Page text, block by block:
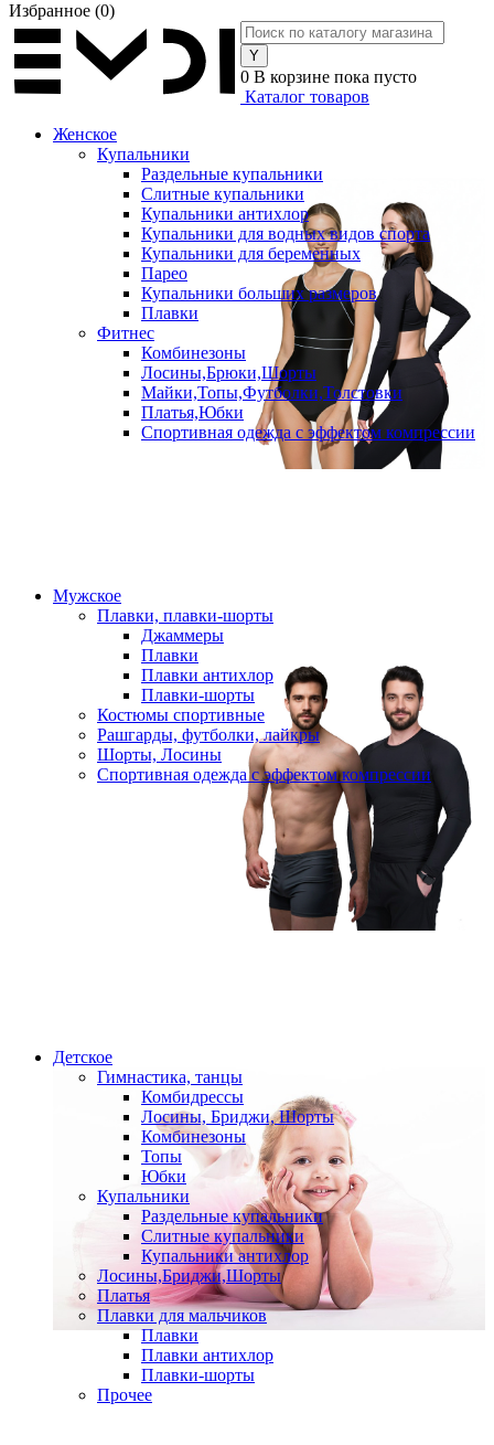
Избранное (0)
0 В корзине пока пусто
Каталог товаров
Женское
Купальники
Раздельные купальники
Слитные купальники
Купальники антихлор
Купальники для водных видов спорта
Купальники для беременных
Парео
Купальники больших размеров
Плавки
Фитнес
Комбинезоны
Лосины,Брюки,Шорты
Майки,Топы,Футболки,Толстовки
Платья,Юбки
Спортивная одежда с эффектом компрессии
Мужское
Плавки, плавки-шорты
Джаммеры
Плавки
Плавки антихлор
Плавки-шорты
Костюмы спортивные
Рашгарды, футболки, лайкры
Шорты, Лосины
Спортивная одежда с эффектом компрессии
Детское
Гимнастика, танцы
Комбидрессы
Лосины, Бриджи, Шорты
Комбинезоны
Топы
Юбки
Купальники
Раздельные купальники
Слитные купальники
Купальники антихлор
Лосины,Бриджи,Шорты
Платья
Плавки для мальчиков
Плавки
Плавки антихлор
Плавки-шорты
Прочее